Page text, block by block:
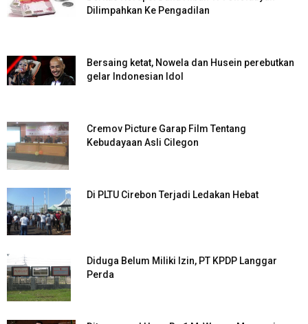
Dilimpahkan Ke Pengadilan
Bersaing ketat, Nowela dan Husein perebutkan
gelar Indonesian Idol
Cremov Picture Garap Film Tentang
Kebudayaan Asli Cilegon
Di PLTU Cirebon Terjadi Ledakan Hebat
Diduga Belum Miliki Izin, PT KPDP Langgar
Perda